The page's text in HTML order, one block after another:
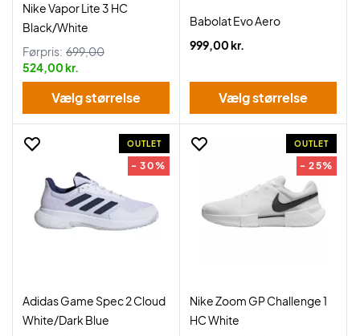
Nike Vapor Lite 3 HC
Black/White
Førpris: 699,00
524,00 kr.
Vælg størrelse
Babolat Evo Aero
999,00 kr.
Vælg størrelse
OUTLET
- 30%
Adidas Game Spec 2 Cloud
White/Dark Blue
OUTLET
- 25%
Nike Zoom GP Challenge 1
HC White